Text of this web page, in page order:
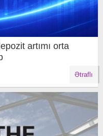
artımı orta
Ətraflı